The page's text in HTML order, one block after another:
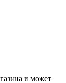
и может